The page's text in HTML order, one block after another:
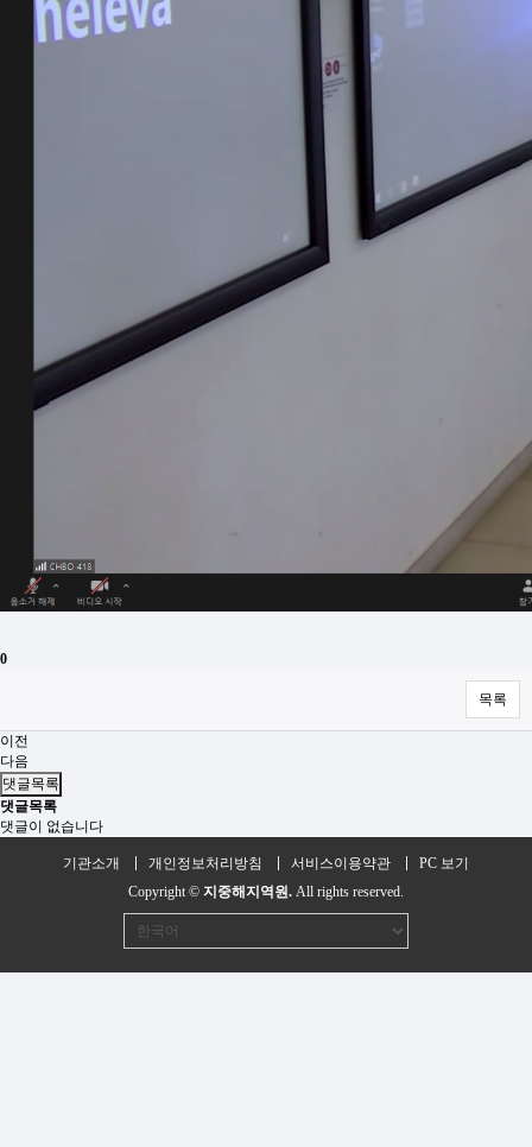
0
목록
이전
다음
댓글목록
댓글목록
댓글이 없습니다
기관소개 개인정보처리방침 서비스이용약관
PC 보기
Copyright © 지중해지역원. All rights reserved.